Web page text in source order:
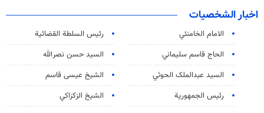
اخبار الشخصيات
الامام الخامنئي
رئیس السلطة القضائیة
الحاج قاسم سليماني
السيد حسن نصرالله
السید عبدالملک الحوثي
الشيخ عيسى قاسم
رئيس الجمهورية
الشيخ الزكزاكي